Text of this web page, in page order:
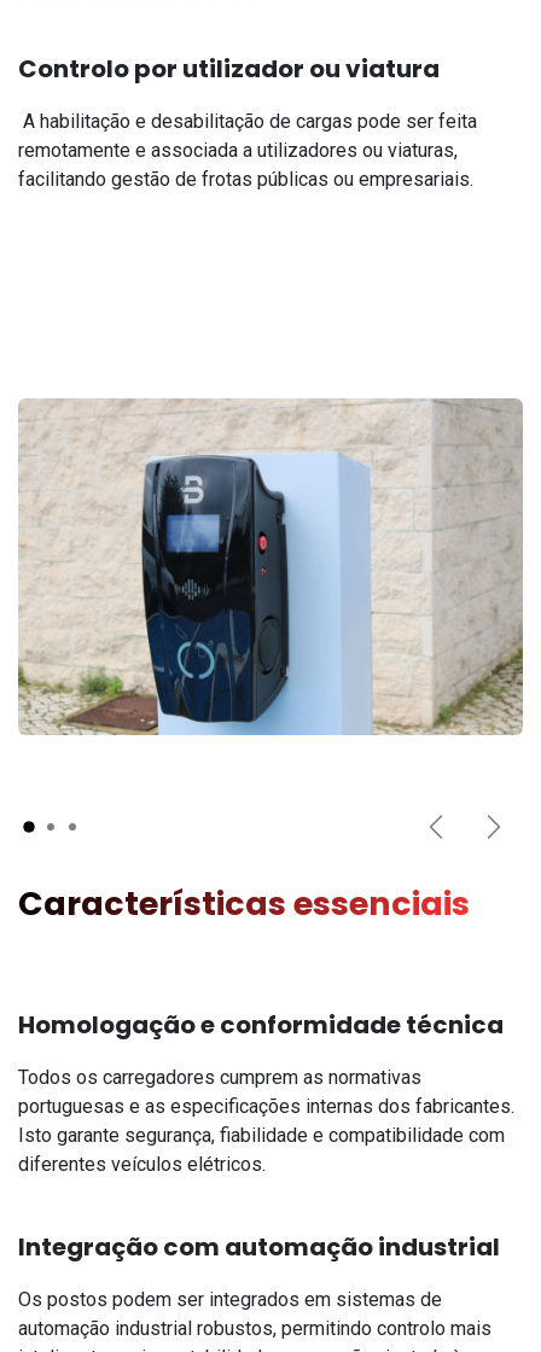
Controlo por utilizador ou viatura
A habilitação e desabilitação de cargas pode ser feita
remotamente e associada a utilizadores ou viaturas,
facilitando gestão de frotas públicas ou empresariais.
PreviousNext
Características essenciais
Homologação e conformidade técnica
Todos os carregadores cumprem as normativas
portuguesas e as especificações internas dos fabricantes.
Isto garante segurança, fiabilidade e compatibilidade com
diferentes veículos elétricos.
Integração com automação industrial
Os postos podem ser integrados em sistemas de
automação industrial robustos, permitindo controlo mais